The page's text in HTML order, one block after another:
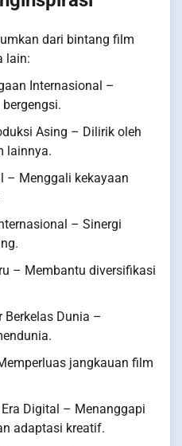
dari bintang film
lain:
Internasional –
Asing – Dilirik oleh
lainnya.
– Menggali kekayaan
– Sinergi
– Membantu diversifikasi
Berkelas Dunia –
jangkauan film
Digital – Menanggapi
adaptasi kreatif.